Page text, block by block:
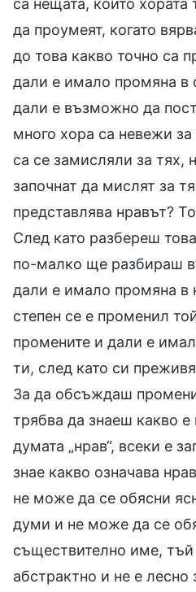
да проумеят, когато
до това какво точно са
дали е имало промяна в
дали е възможно да
много хора са невежи
са се замисляли за тях,
започнат да мислят за
представлява нравът?
След като разбереш
по-малко ще разбираш
дали е имало промяна в
степен се е променил
промените и дали е
ти, след като си
За да обсъждаш
трябва да знаеш какво е
думата „нрав“, всеки е
знае какво означава
не може да се обясни
думи и не може да се
съществително име, тъй
абстрактно и не е